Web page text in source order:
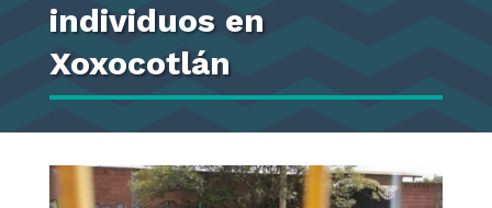
individuos en
Xoxocotlán